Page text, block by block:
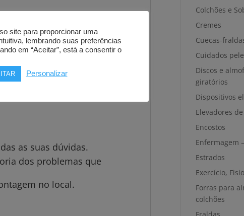
as suas dúvidas.
dos problemas que
no local.
Colchões e
Cremes
Cuecas-
Cuidados
Discos e
giratórios
Dispositivos
Elevadores
Encostos
Enfermagem
Estrados
Exercício,
Forras para
colchões
site para proporcionar uma
lembrando suas preferências
em “Aceitar”, está a consentir o
Personalizar